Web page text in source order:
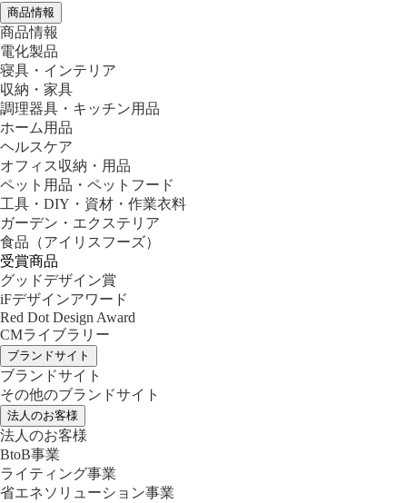
商品情報
商品情報
電化製品
寝具・インテリア
収納・家具
調理器具・キッチン用品
ホーム用品
ヘルスケア
オフィス収納・用品
ペット用品・ペットフード
工具・DIY・資材・作業衣料
ガーデン・エクステリア
食品 （アイリスフーズ）
受賞商品
グッドデザイン賞
iFデザインアワード
Red Dot Design Award
CMライブラリー
ブランドサイト
ブランドサイト
その他のブランドサイト
法人のお客様
法人のお客様
BtoB事業
ライティング事業
省エネソリューション事業